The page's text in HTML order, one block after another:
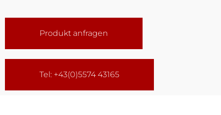
Produkt anfragen
Tel: +43(0)5574 43165